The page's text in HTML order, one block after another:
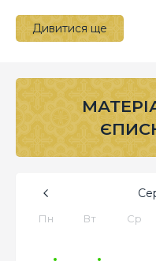
Дивитися ще
Пн Вт Ср